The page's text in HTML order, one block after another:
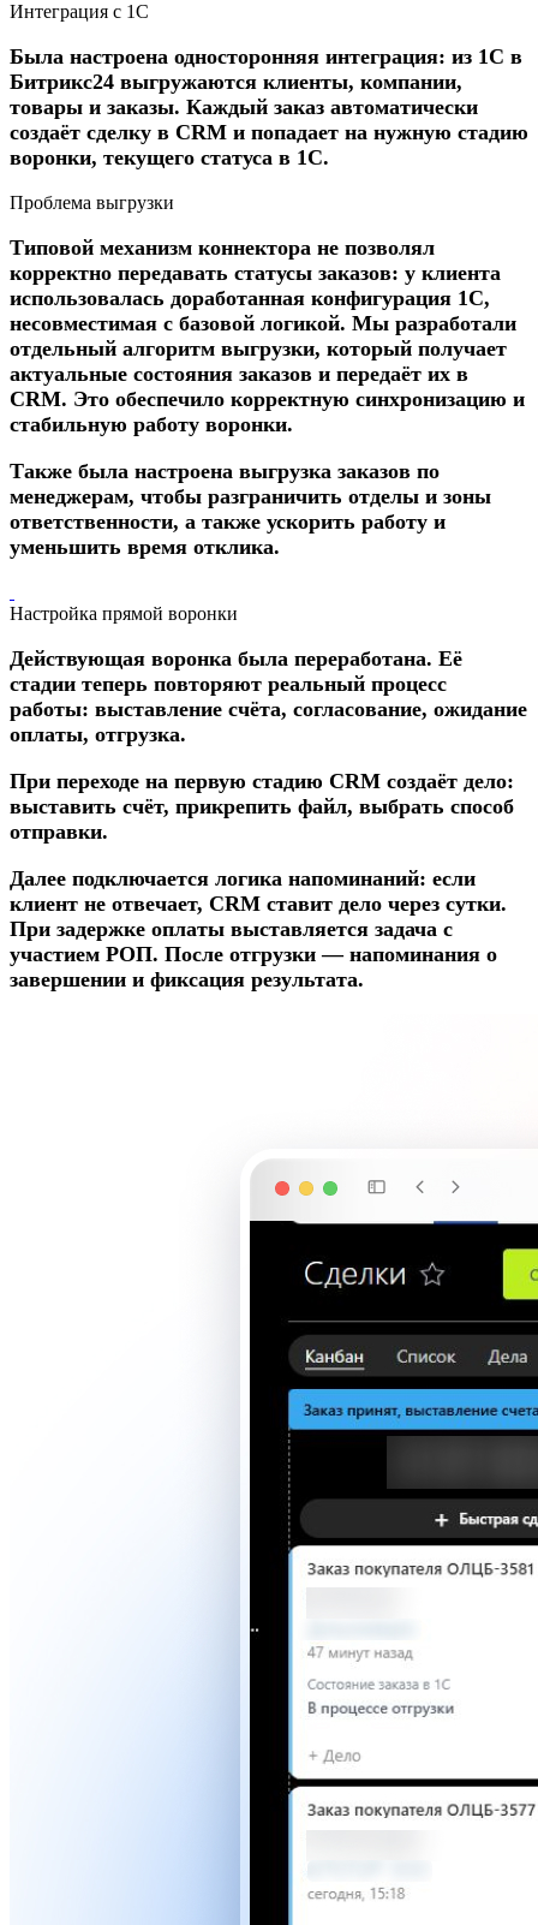
Интеграция с 1С
Была настроена односторонняя интеграция: из 1С в
Битрикс24 выгружаются клиенты, компании,
товары и заказы. Каждый заказ автоматически
создаёт сделку в CRM и попадает на нужную стадию
воронки, текущего статуса в 1С.
Проблема выгрузки
Типовой механизм коннектора не позволял
корректно передавать статусы заказов: у клиента
использовалась доработанная конфигурация 1С,
несовместимая с базовой логикой. Мы разработали
отдельный алгоритм выгрузки, который получает
актуальные состояния заказов и передаёт их в
CRM. Это обеспечило корректную синхронизацию и
стабильную работу воронки.
Также была настроена выгрузка заказов по
менеджерам, чтобы разграничить отделы и зоны
ответственности, а также ускорить работу и
уменьшить время отклика.
Настройка прямой воронки
Действующая воронка была переработана. Её
стадии теперь повторяют реальный процесс
работы: выставление счёта, согласование, ожидание
оплаты, отгрузка.
При переходе на первую стадию CRM создаёт дело:
выставить счёт, прикрепить файл, выбрать способ
отправки.
Далее подключается логика напоминаний: если
клиент не отвечает, CRM ставит дело через сутки.
При задержке оплаты выставляется задача с
участием РОП. После отгрузки — напоминания о
завершении и фиксация результата.